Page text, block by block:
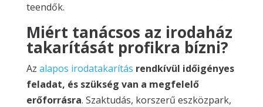
teendők.
Miért tanácsos az irodaház
takarítását profikra bízni?
Az alapos irodatakarítás rendkívül időigényes
feladat, és szükség van a megfelelő
erőforrásra. Szaktudás, korszerű eszközpark,